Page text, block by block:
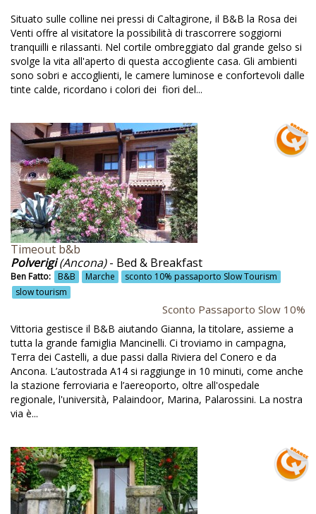
Montaione
Monte Subasio
Mostra attrezzi agricoli
Mountain bike
Mountain-biking
Mura in tufo
Museo attrezzi agricoli
Natura
Natura incontaminata
No barriere architettoniche
Noceto
Noleggio bici
Noleggio biciclette
Nordic walking
Nordik walking
Oasi di relax
Olio
Oliveti
Situato sulle colline nei pressi di Caltagirone, il B&B la Rosa dei
Venti offre al visitatore la possibilità di trascorrere soggiorni
tranquilli e rilassanti. Nel cortile ombreggiato dal grande gelso si
svolge la vita all'aperto di questa accogliente casa. Gli ambienti
sono sobri e accoglienti, le camere luminose e confortevoli dalle
tinte calde, ricordano i colori dei fiori del...
Timeout b&b
Polverigi(Ancona)- Bed & Breakfast
Ben Fatto: B&B Marche
sconto 10% passaporto Slow Tourism
slow tourism
Sconto Passaporto Slow 10%
Vittoria gestisce il B&B aiutando Gianna, la titolare, assieme a
tutta la grande famiglia Mancinelli. Ci troviamo in campagna,
Terra dei Castelli, a due passi dalla Riviera del Conero e da
Ancona. L’autostrada A14 si raggiunge in 10 minuti, come anche
la stazione ferroviaria e l’aereoporto, oltre all'ospedale
regionale, l'università, Palaindoor, Marina, Palarossini. La nostra
via è...